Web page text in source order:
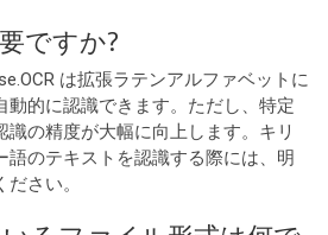
ですか?
は拡張ラテンアルファベットに
動的に認識できます。ただし、特定
の精度が大幅に向上します。キリ
語のテキストを認識する際には、明
さい。